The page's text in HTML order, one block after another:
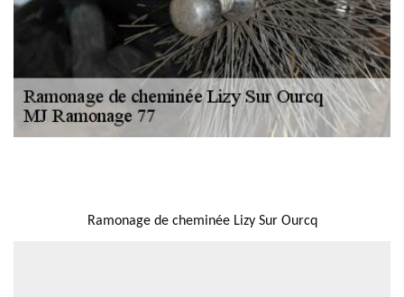
Ramonage de cheminée Lizy Sur Ourcq